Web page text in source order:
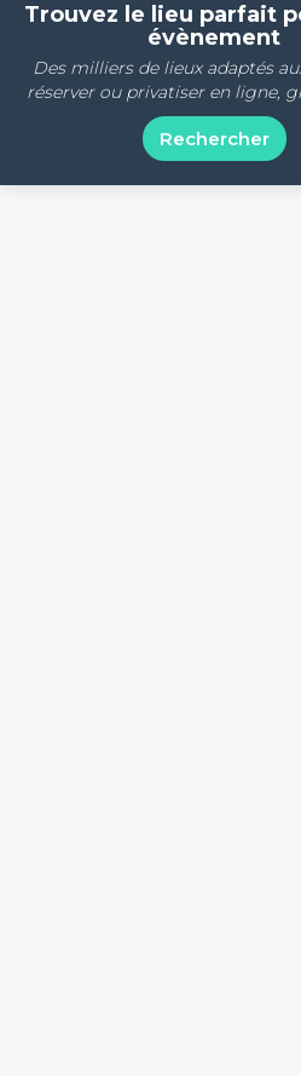
Trouvez le lieu parfait
évènement
Des milliers de lieux adaptés
réserver ou privatiser en ligne,
Rechercher